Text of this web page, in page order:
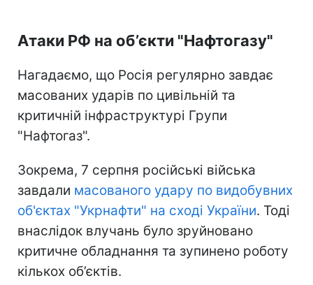
Атаки РФ на об’єкти "Нафтогазу"
Нагадаємо, що Росія регулярно завдає
масованих ударів по цивільній та
критичній інфраструктурі Групи
"Нафтогаз".
Зокрема, 7 серпня російські війська
завдали масованого удару по видобувних
об'єктах "Укрнафти" на сході України. Тоді
внаслідок влучань було зруйновано
критичне обладнання та зупинено роботу
кількох об’єктів.